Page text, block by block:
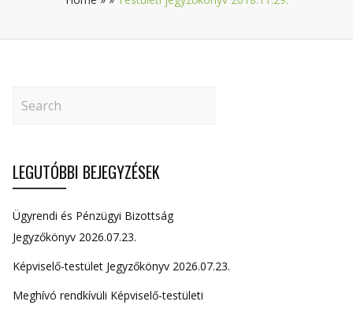
LEGUTÓBBI BEJEGYZÉSEK
Ügyrendi és Pénzügyi Bizottság
Jegyzőkönyv 2026.07.23.
Képviselő-testület Jegyzőkönyv 2026.07.23.
Meghívó rendkívüli Képviselő-testületi